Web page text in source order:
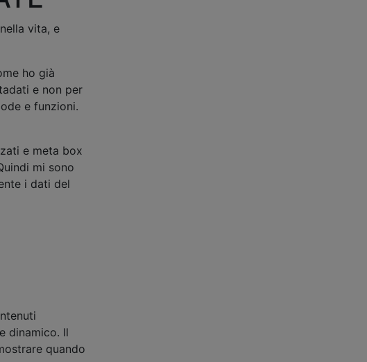
vita, e
ho già
e non per
e funzioni.
e meta box
mi sono
i dati del
dinamico. Il
quando